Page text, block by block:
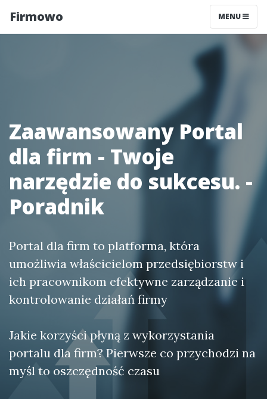
Firmowo MENU
Zaawansowany Portal
dla firm - Twoje
narzędzie do sukcesu. -
Poradnik
Portal dla firm to platforma, która
umożliwia właścicielom przedsiębiorstw i
ich pracownikom efektywne zarządzanie i
kontrolowanie działań firmy
Jakie korzyści płyną z wykorzystania
portalu dla firm? Pierwsze co przychodzi na
myśl to oszczędność czasu